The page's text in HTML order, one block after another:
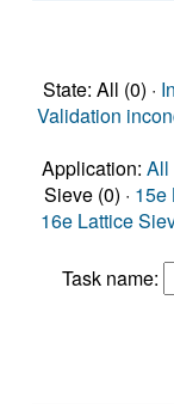
State: All (0) ·
Validation
Application: All
Sieve (0) · 15e
16e Lattice
Task name: